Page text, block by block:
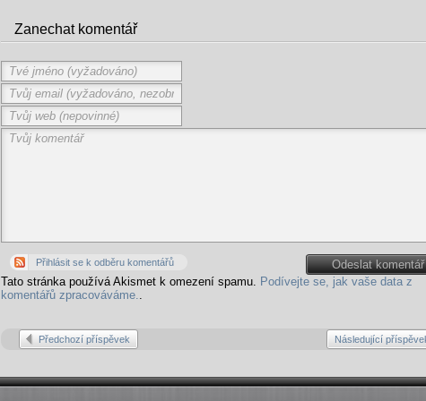
Zanechat komentář
Přihlásit se k odběru komentářů
Odeslat komentář
Tato stránka používá Akismet k omezení spamu. Podívejte se, jak vaše data z
komentářů zpracováváme..
Předchozí příspěvek Následující